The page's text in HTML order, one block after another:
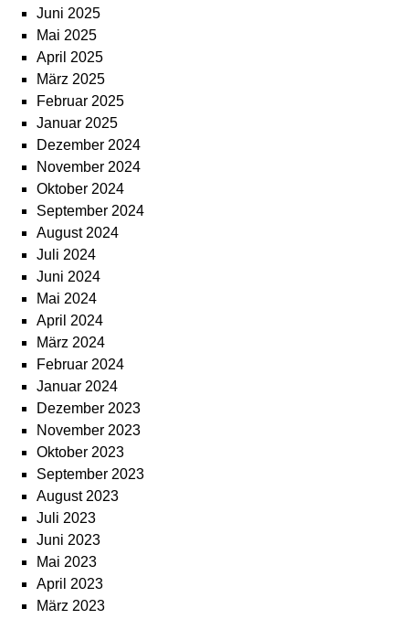
Juni 2025
Mai 2025
April 2025
März 2025
Februar 2025
Januar 2025
Dezember 2024
November 2024
Oktober 2024
September 2024
August 2024
Juli 2024
Juni 2024
Mai 2024
April 2024
März 2024
Februar 2024
Januar 2024
Dezember 2023
November 2023
Oktober 2023
September 2023
August 2023
Juli 2023
Juni 2023
Mai 2023
April 2023
März 2023